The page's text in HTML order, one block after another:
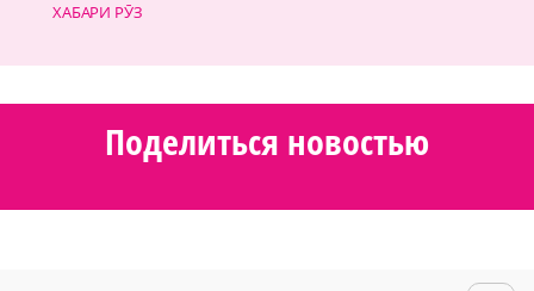
ХАБАРИ РӮЗ
Поделиться новостью